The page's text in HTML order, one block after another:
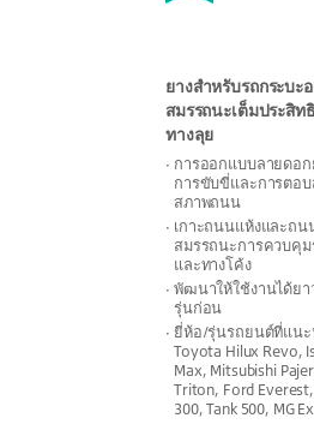
ยางสำหรับรถกระบะ
สมรรถนะเต็มประสิท
ทางลุย
การออกแบบลายดอ
การขับขี่และการตอ
สภาพถนน
เกาะถนนแห้งและถน
สมรรถนะการควบคุม
และทางโค้ง
พัฒนาให้ใช้งานได้ย
รุ่นก่อน
ยี่ห้อ/รุ่นรถยนต์ที่แนะ
Toyota Hilux Revo,
Max, Mitsubishi
Triton, Ford
300, Tank 500, MG